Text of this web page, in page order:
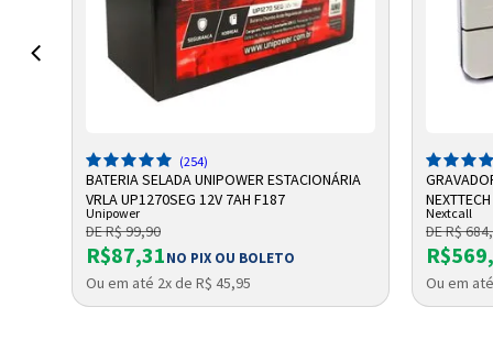
ADICIONAR A SACOLA
(254)
BATERIA SELADA UNIPOWER ESTACIONÁRIA
VRLA UP1270SEG 12V 7AH F187
Unipower
DE R$ 99,90
R$87,31NO PIX OU BOLETO
Ou em até 2x de R$ 45,95
NEXTTECH
Nextcall
DE R$
Ou em